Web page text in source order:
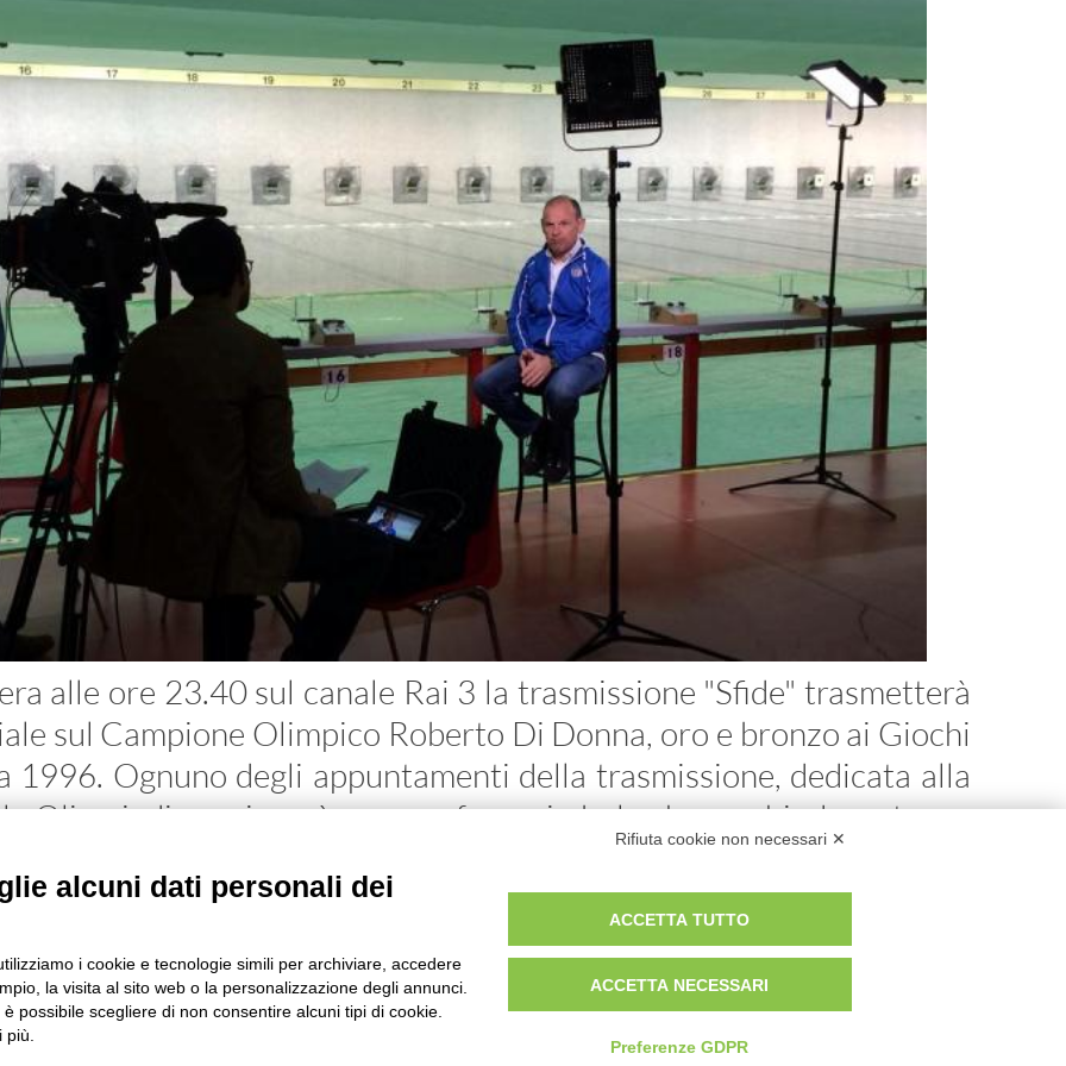
alle ore 23.40 sul canale Rai 3 la trasmissione "Sfide" trasmetterà
sul Campione Olimpico Roberto Di Donna, oro e bronzo ai Giochi
1996. Ognuno degli appuntamenti della trasmissione, dedicata alla
Olimpiadi, comincerà con una frase simbolo che racchiude un tema.
prima puntata, il tema è “l’avversario interiore” ed è il filo conduttore
Rifiuta cookie non necessari ✕
alcuni dati personali dei
i cookie e tecnologie simili per archiviare, accedere
la visita al sito web o la personalizzazione degli annunci.
possibile scegliere di non consentire alcuni tipi di cookie.
ACCETTA TUTTO
ACCETTA NECESSARI
Preferenze GDPR